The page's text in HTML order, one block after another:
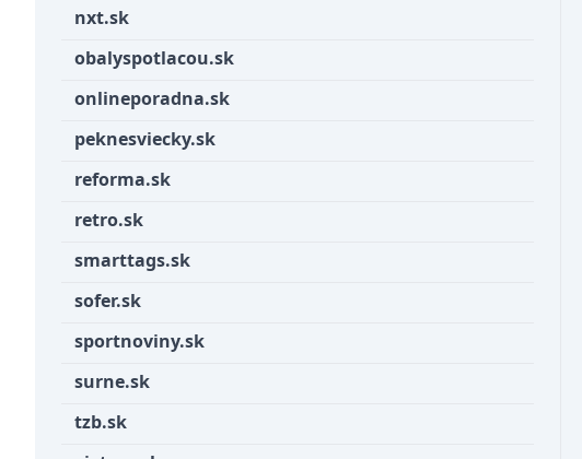
nxt.sk
obalyspotlacou.sk
onlineporadna.sk
peknesviecky.sk
reforma.sk
retro.sk
smarttags.sk
sofer.sk
sportnoviny.sk
surne.sk
tzb.sk